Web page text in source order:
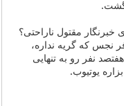
گشت.
خبرنگار مقتول ناراحتی؟
نجس که گریه نداره،
نفر رو به تنهایی
یوتیوب.